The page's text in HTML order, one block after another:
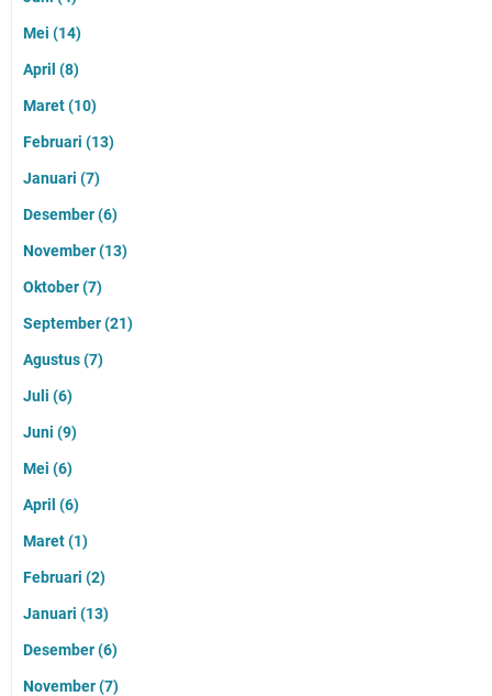
Mei (14)
April (8)
Maret(10)
Februari (13)
Januari (7)
Desember(6)
November(13)
Oktober(7)
September(21)
Agustus(7)
Juli (6)
Juni (9)
Mei (6)
April (6)
Maret(1)
Februari (2)
Januari (13)
Desember(6)
November(7)